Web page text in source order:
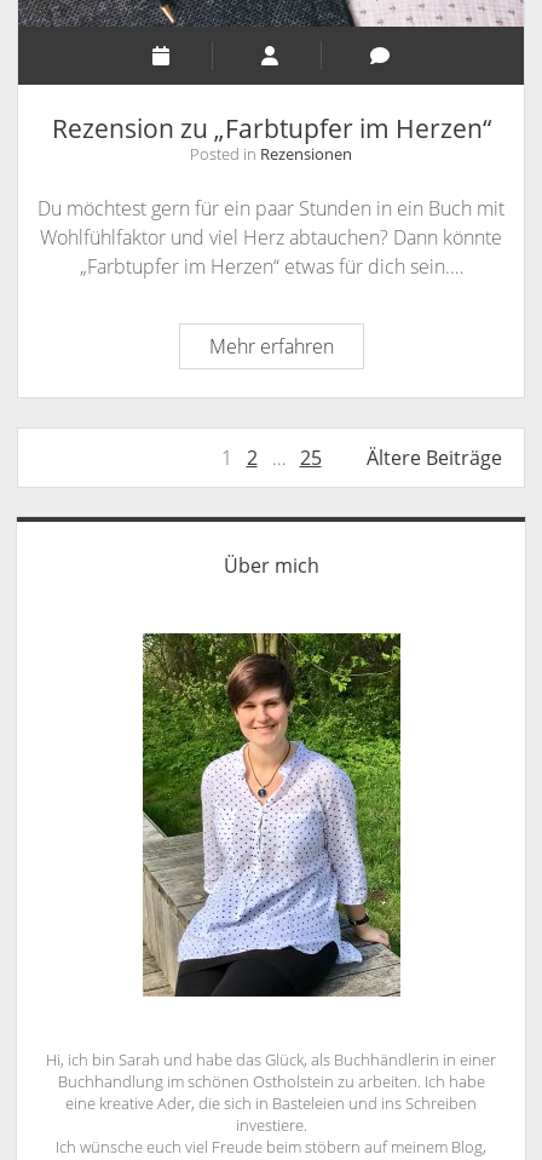
Rezension zu „Farbtupfer im Herzen“
Posted in Rezensionen
Du möchtest gern für ein paar Stunden in ein Buch mit
Wohlfühlfaktor und viel Herz abtauchen? Dann könnte
„Farbtupfer im Herzen“ etwas für dich sein.…
Mehr erfahrenRezension
zu
„Farbtupfer
im
Herzen“
Seitennummerierung
der
Beiträge
1 2 … 25 Ältere Beiträge
Sidebar
Über mich
Hi, ich bin Sarah und habe das Glück, als Buchhändlerin in einer
Buchhandlung im schönen Ostholstein zu arbeiten. Ich habe
eine kreative Ader, die sich in Basteleien und ins Schreiben
investiere.
Ich wünsche euch viel Freude beim stöbern auf meinem Blog,